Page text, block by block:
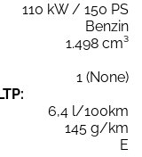
110 kW / 150 PS
Benzin
1.498 cm³
1 (None)
6,4 l/100km
145 g/km
E